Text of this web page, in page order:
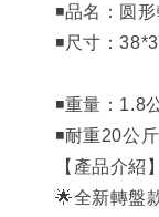
◾品名：圆
◾尺寸：
◾重量：1.8
◾耐重20公斤
【產品介紹】
🌟全新轉盤